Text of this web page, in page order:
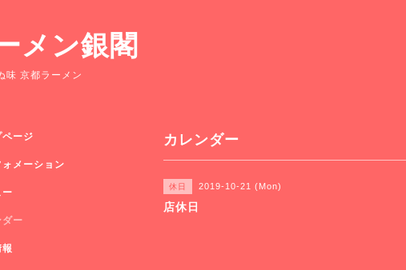
メン銀閣
味 京都ラーメン
カレンダー
休日 2019-10-21 (Mon)
店休日
ページ
ォメーション
ー
ダー